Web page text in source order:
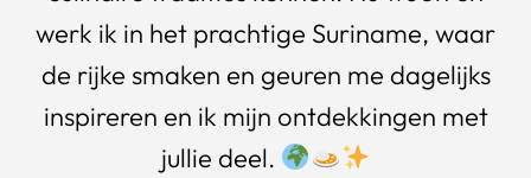
werk ik in het prachtige Suriname, waar
de rijke smaken en geuren me dagelijks
inspireren en ik mijn ontdekkingen met
jullie deel.